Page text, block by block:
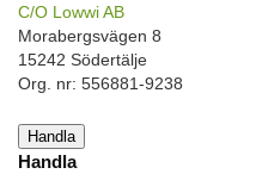
C/O Lowwi AB
Morabergsvägen 8
15242 Södertälje
Org. nr: 556881-9238
Handla
Handla